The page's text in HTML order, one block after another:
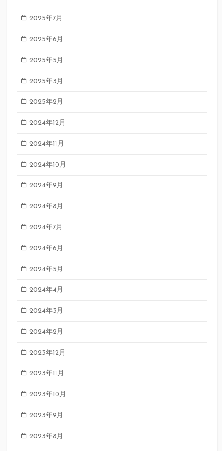
2025年7月
2025年6月
2025年5月
2025年3月
2025年2月
2024年12月
2024年11月
2024年10月
2024年9月
2024年8月
2024年7月
2024年6月
2024年5月
2024年4月
2024年3月
2024年2月
2023年12月
2023年11月
2023年10月
2023年9月
2023年8月